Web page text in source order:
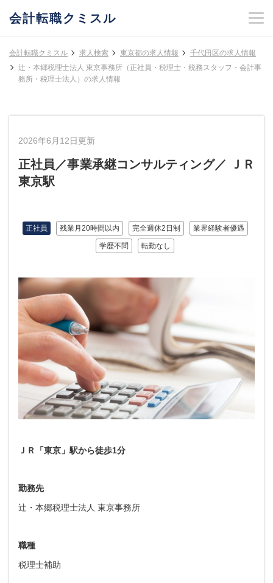
会計転職クミスル
会計転職クミスル 求人検索 東京都の求人情報
千代田区の求人情報
辻・本郷税理士法人 東京事務所（正社員・税理士・税務スタッフ・会計事
務所・税理士法人）の求人情報
2026年6月12日更新
正社員／事業承継コンサルティング／ ＪＲ
東京駅
正社員 残業月20時間以内 完全週休2日制 業界経験者優遇
学歴不問 転勤なし
ＪＲ「東京」駅から徒歩1分
勤務先
辻・本郷税理士法人 東京事務所
職種
税理士補助